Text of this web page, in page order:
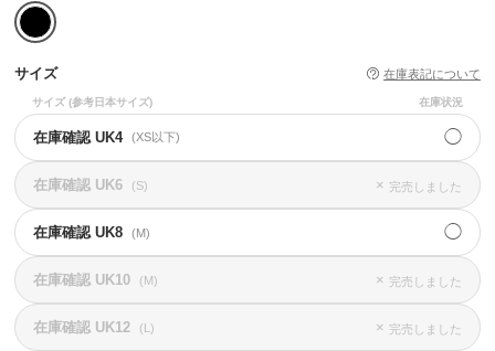
サイズ 在庫表記について
サイズ (参考日本サイズ) 在庫状況
在庫確認 UK4 (XS以下) ◯
在庫確認 UK6 (S) × 完売しました
在庫確認 UK8 (M) ◯
在庫確認 UK10 (M) × 完売しました
在庫確認 UK12 (L) × 完売しました